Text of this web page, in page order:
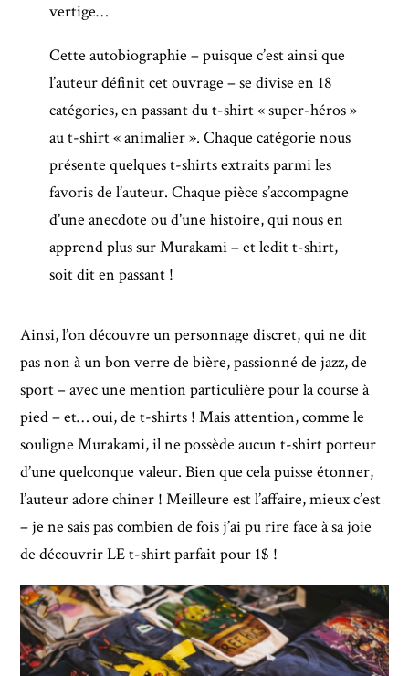
vertige…
Cette autobiographie – puisque c’est ainsi que
l’auteur définit cet ouvrage – se divise en 18
catégories, en passant du t-shirt « super-héros »
au t-shirt « animalier ». Chaque catégorie nous
présente quelques t-shirts extraits parmi les
favoris de l’auteur. Chaque pièce s’accompagne
d’une anecdote ou d’une histoire, qui nous en
apprend plus sur Murakami – et ledit t-shirt,
soit dit en passant !
Ainsi, l’on découvre un personnage discret, qui ne dit
pas non à un bon verre de bière, passionné de jazz, de
sport – avec une mention particulière pour la course à
pied – et… oui, de t-shirts ! Mais attention, comme le
souligne Murakami, il ne possède aucun t-shirt porteur
d’une quelconque valeur. Bien que cela puisse étonner,
l’auteur adore chiner ! Meilleure est l’affaire, mieux c’est
– je ne sais pas combien de fois j’ai pu rire face à sa joie
de découvrir LE t-shirt parfait pour 1$ !